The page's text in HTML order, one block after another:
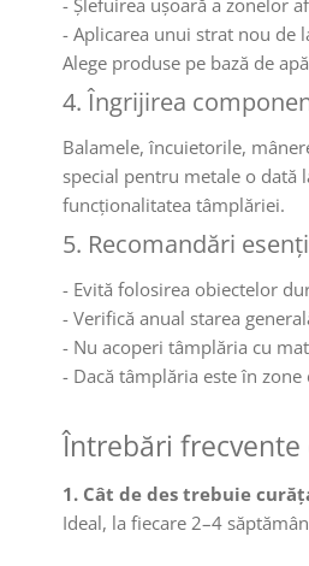
- Aplicarea unui strat nou de
Alege produse pe bază de
4. Îngrijirea
Balamele, încuietorile,
special pentru metale o dată
funcționalitatea tâmplăriei.
5. Recomandări
- Evită folosirea obiectelor
- Verifică anual starea
- Nu acoperi tâmplăria cu
- Dacă tâmplăria este în
Întrebări
1. Cât de des trebuie
Ideal, la fiecare 2–4